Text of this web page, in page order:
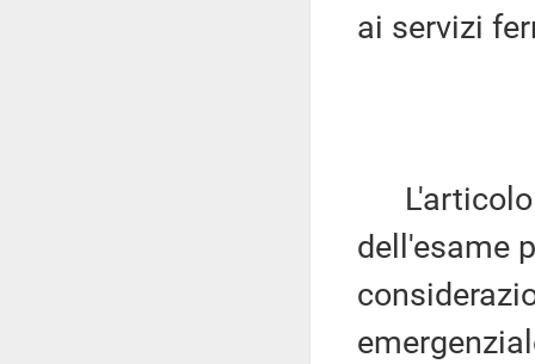
ai servizi
L'articolo
dell'esame